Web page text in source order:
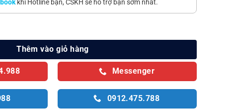
khi Hotline bận, CSKH sẽ hỗ trợ bạn sớm nhất.
1172) - 1100W số lượng
Thêm vào giỏ hàng
Messenger
0912.475.788